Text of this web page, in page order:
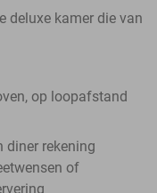
deluxe kamer die van
op loopafstand
diner rekening
of